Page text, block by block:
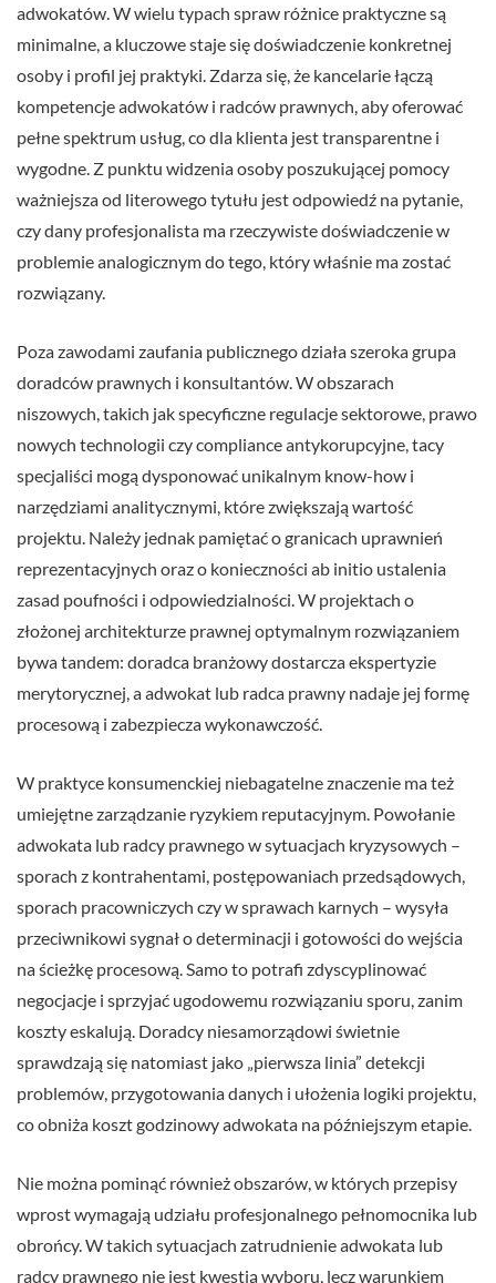
adwokatów. W wielu typach spraw różnice praktyczne są
minimalne, a kluczowe staje się doświadczenie konkretnej
osoby i profil jej praktyki. Zdarza się, że kancelarie łączą
kompetencje adwokatów i radców prawnych, aby oferować
pełne spektrum usług, co dla klienta jest transparentne i
wygodne. Z punktu widzenia osoby poszukującej pomocy
ważniejsza od literowego tytułu jest odpowiedź na pytanie,
czy dany profesjonalista ma rzeczywiste doświadczenie w
problemie analogicznym do tego, który właśnie ma zostać
rozwiązany.
Poza zawodami zaufania publicznego działa szeroka grupa
doradców prawnych i konsultantów. W obszarach
niszowych, takich jak specyficzne regulacje sektorowe, prawo
nowych technologii czy compliance antykorupcyjne, tacy
specjaliści mogą dysponować unikalnym know-how i
narzędziami analitycznymi, które zwiększają wartość
projektu. Należy jednak pamiętać o granicach uprawnień
reprezentacyjnych oraz o konieczności ab initio ustalenia
zasad poufności i odpowiedzialności. W projektach o
złożonej architekturze prawnej optymalnym rozwiązaniem
bywa tandem: doradca branżowy dostarcza ekspertyzie
merytorycznej, a adwokat lub radca prawny nadaje jej formę
procesową i zabezpiecza wykonawczość.
W praktyce konsumenckiej niebagatelne znaczenie ma też
umiejętne zarządzanie ryzykiem reputacyjnym. Powołanie
adwokata lub radcy prawnego w sytuacjach kryzysowych –
sporach z kontrahentami, postępowaniach przedsądowych,
sporach pracowniczych czy w sprawach karnych – wysyła
przeciwnikowi sygnał o determinacji i gotowości do wejścia
na ścieżkę procesową. Samo to potrafi zdyscyplinować
negocjacje i sprzyjać ugodowemu rozwiązaniu sporu, zanim
koszty eskalują. Doradcy niesamorządowi świetnie
sprawdzają się natomiast jako „pierwsza linia” detekcji
problemów, przygotowania danych i ułożenia logiki projektu,
co obniża koszt godzinowy adwokata na późniejszym etapie.
Nie można pominąć również obszarów, w których przepisy
wprost wymagają udziału profesjonalnego pełnomocnika lub
obrońcy. W takich sytuacjach zatrudnienie adwokata lub
radcy prawnego nie jest kwestią wyboru, lecz warunkiem